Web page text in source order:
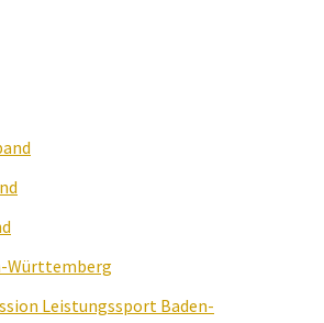
Württemberg
Leistungssport Baden-